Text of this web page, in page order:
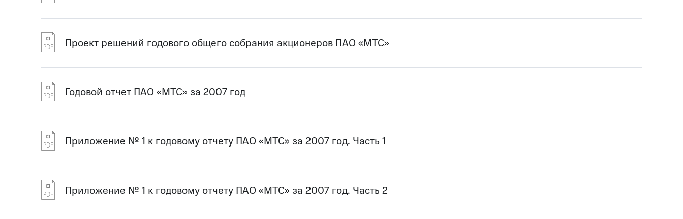
Проект решений годового общего собрания акционеров ПАО «МТС»
Годовой отчет ПАО «МТС» за 2007 год
Приложение № 1 к годовому отчету ПАО «МТС» за 2007 год. Часть 1
Приложение № 1 к годовому отчету ПАО «МТС» за 2007 год. Часть 2